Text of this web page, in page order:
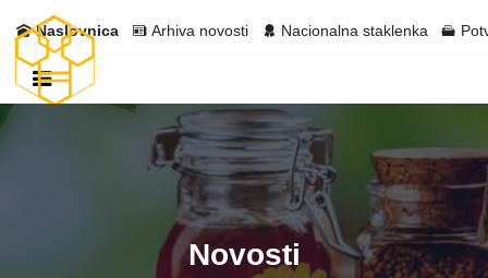
Naslovnica Arhiva novosti Nacionalna staklenka
Novosti